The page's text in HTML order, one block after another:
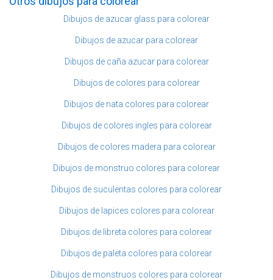
Dibujos de azucar glass para colorear
Dibujos de azucar para colorear
Dibujos de caña azucar para colorear
Dibujos de colores para colorear
Dibujos de nata colores para colorear
Dibujos de colores ingles para colorear
Dibujos de colores madera para colorear
Dibujos de monstruo colores para colorear
Dibujos de suculentas colores para colorear
Dibujos de lapices colores para colorear
Dibujos de libreta colores para colorear
Dibujos de paleta colores para colorear
Dibujos de monstruos colores para colorear